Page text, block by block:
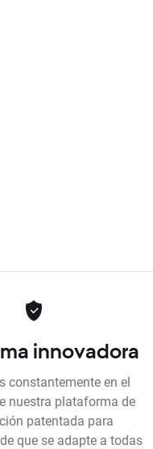
innovadora
constantemente en el
nuestra plataforma de
patentada para
que se adapte a todas